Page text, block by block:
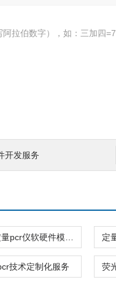
拉伯数字），如：三加四=7
开发服务
技术定制化服务